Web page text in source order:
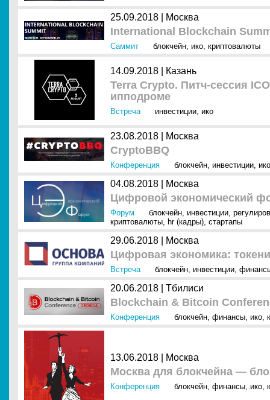
25.09.2018 | Москва
International Blockchain
Саммит блокчейн, ико, криптовалюты
14.09.2018 | Казань
Terra Crypto. Питч-сессия
ипподроме
Встреча инвестиции, ико
23.08.2018 | Москва
CryptoBBQ
Конференция блокчейн, инвестиции, ико
04.08.2018 | Москва
Цифровой экономический
Форум блокчейн, инвестиции,
криптовалюты, hr (кадры), стартапы
29.06.2018 | Москва
Цифровая экономика:
Встреча блокчейн, инвестиции,
20.06.2018 | Тбилиси
Blockchain & Bitcoin
Конференция блокчейн, финансы, ико,
13.06.2018 | Москва
Москва для блокчейна —
Конференция блокчейн, финансы, ико,